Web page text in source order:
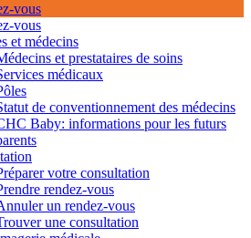
vous
vous
et médecins
et prestataires de soins
médicaux
de conventionnement des médecins
Baby: informations pour les futurs
votre consultation
rendez-vous
un rendez-vous
une consultation